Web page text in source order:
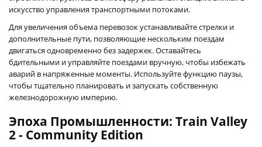
искусство управления транспортными потоками.
Для увеличения объема перевозок устанавливайте стрелки и
дополнительные пути, позволяющие нескольким поездам
двигаться одновременно без задержек. Оставайтесь
бдительными и управляйте поездами вручную, чтобы избежать
аварий в напряженные моменты. Используйте функцию паузы,
чтобы тщательно планировать и запускать собственную
железнодорожную империю.
Эпоха Промышленности: Train Valley
2 - Community Edition